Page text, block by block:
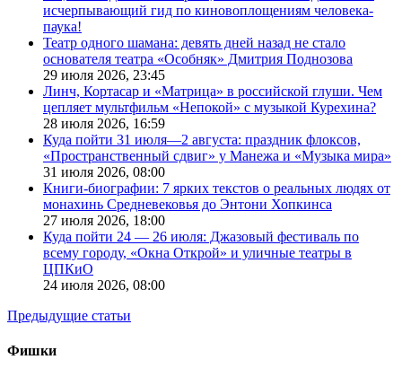
исчерпывающий гид по киновоплощениям человека-
паука!
Театр одного шамана: девять дней назад не стало
основателя театра «Особняк» Дмитрия Поднозова
29 июля 2026, 23:45
Линч, Кортасар и «Матрица» в российской глуши. Чем
цепляет мультфильм «Непокой» с музыкой Курехина?
28 июля 2026, 16:59
Куда пойти 31 июля—2 августа: праздник флоксов,
«Пространственный сдвиг» у Манежа и «Музыка мира»
31 июля 2026, 08:00
Книги-биографии: 7 ярких текстов о реальных людях от
монахинь Средневековья до Энтони Хопкинса
27 июля 2026, 18:00
Куда пойти 24 — 26 июля: Джазовый фестиваль по
всему городу, «Окна Открой» и уличные театры в
ЦПКиО
24 июля 2026, 08:00
Предыдущие статьи
Фишки